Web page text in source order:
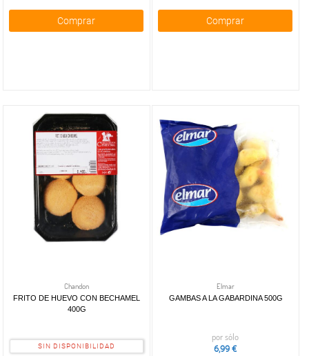
Comprar Comprar
Chandon
FRITO DE HUEVO CON BECHAMEL
400G
SIN DISPONIBILIDAD
Elmar
GAMBAS A LA GABARDINA 500G
por sólo
6,99 €